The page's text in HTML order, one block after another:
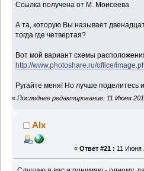
Ссылка получена от М. Моисеева
А та, которую Вы называет
тогда где четвертая?
Вот мой вариант схемы
http://www.photoshare.ru/office/
Ругайте меня! Но лучше поделитесь
« Последнее редактирование: 11 Июня
Alx
« Ответ #21 : 11 Июня